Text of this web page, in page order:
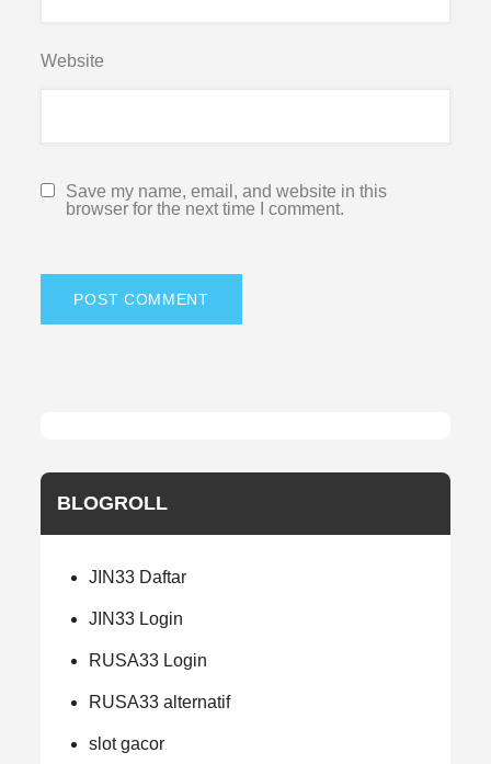
Website
Save my name, email, and website in this
browser for the next time I comment.
BLOGROLL
JIN33 Daftar
JIN33 Login
RUSA33 Login
RUSA33 alternatif
slot gacor